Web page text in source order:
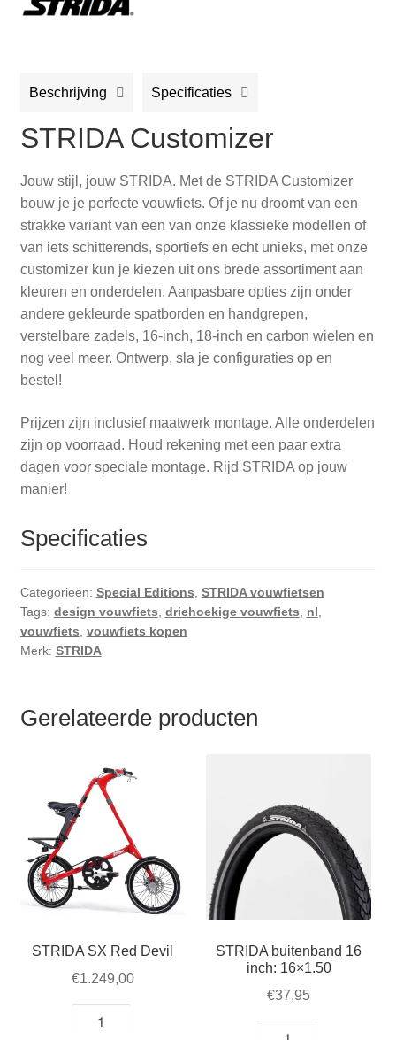
Beschrijving Specificaties
STRIDA Customizer
Jouw stijl, jouw STRIDA. Met de STRIDA Customizer
bouw je je perfecte vouwfiets. Of je nu droomt van een
strakke variant van een van onze klassieke modellen of
van iets schitterends, sportiefs en echt unieks, met onze
customizer kun je kiezen uit ons brede assortiment aan
kleuren en onderdelen. Aanpasbare opties zijn onder
andere gekleurde spatborden en handgrepen,
verstelbare zadels, 16-inch, 18-inch en carbon wielen en
nog veel meer. Ontwerp, sla je configuraties op en
bestel!
Prijzen zijn inclusief maatwerk montage. Alle onderdelen
zijn op voorraad. Houd rekening met een paar extra
dagen voor speciale montage. Rijd STRIDA op jouw
manier!
Specificaties
Categorieën: Special Editions STRIDA vouwfietsen
Tags: design vouwfiets driehoekige vouwfiets nl
vouwfiets vouwfiets kopen
Merk: STRIDA
Gerelateerde producten
STRIDA SX Red Devil
€1.249,00
STRIDA
STRIDA buitenband 16
inch: 16×1.50
€37,95
STRIDA